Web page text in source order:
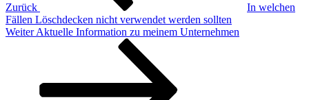
Zurück
In welchen
Fällen Löschdecken nicht verwendet werden sollten
Nächster
Weiter Aktuelle Information zu meinem Unternehmen